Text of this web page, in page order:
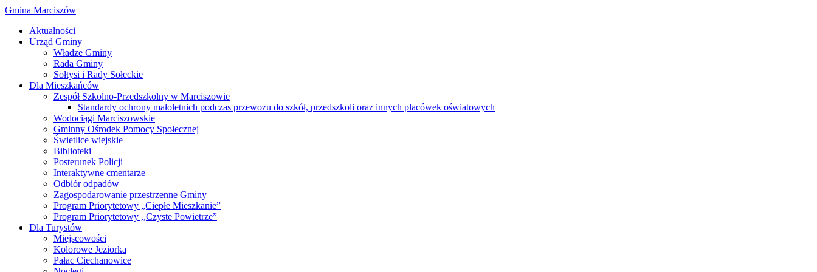
Gmina Marciszów
Aktualności
Urząd Gminy
Władze Gminy
Rada Gminy
Sołtysi i Rady Sołeckie
Dla Mieszkańców
Zespół Szkolno-Przedszkolny w Marciszowie
Standardy ochrony małoletnich podczas przewozu do szkół, przedszkoli oraz innych placówek oświatowych
Wodociągi Marciszowskie
Gminny Ośrodek Pomocy Społecznej
Świetlice wiejskie
Biblioteki
Posterunek Policji
Interaktywne cmentarze
Odbiór odpadów
Zagospodarowanie przestrzenne Gminy
Program Priorytetowy „Ciepłe Mieszkanie”
Program Priorytetowy ,,Czyste Powietrze”
Dla Turystów
Miejscowości
Kolorowe Jeziorka
Pałac Ciechanowice